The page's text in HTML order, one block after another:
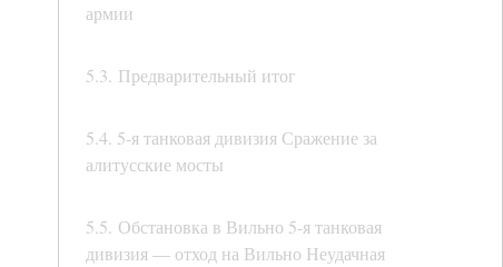
армии
5.3. Предварительный итог
5.4. 5-я танковая дивизия Сражение за
алитусские мосты
5.5. Обстановка в Вильно 5-я танковая
дивизия — отход на Вильно Неудачная